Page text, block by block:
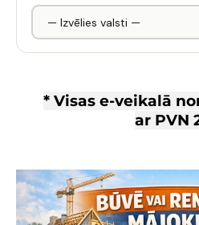
* Visas e-veikalā
ar PVN